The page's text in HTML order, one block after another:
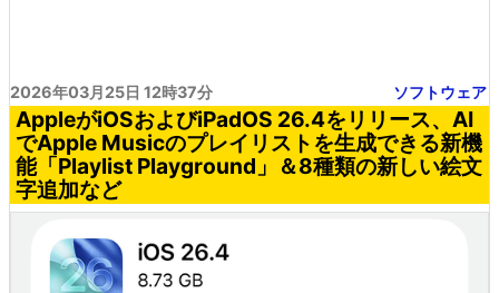
2026年03月25日 12時37分 ソフトウェア
AppleがiOSおよびiPadOS 26.4をリリース、AI
でApple Musicのプレイリストを生成できる新機
能「Playlist Playground」＆8種類の新しい絵文
字追加など